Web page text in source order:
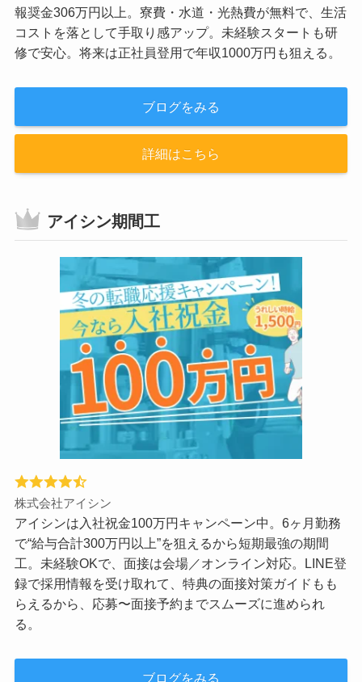
報奨金306万円以上。寮費・水道・光熱費が無料で、生活
コストを落として手取り感アップ。未経験スタートも研
修で安心。将来は正社員登用で年収1000万円も狙える。
ブログをみる
詳細はこちら
アイシン期間工
株式会社アイシン
アイシンは入社祝金100万円キャンペーン中。6ヶ月勤務
で“給与合計300万円以上”を狙えるから短期最強の期間
工。未経験OKで、面接は会場／オンライン対応。LINE登
録で採用情報を受け取れて、特典の面接対策ガイドもも
らえるから、応募〜面接予約までスムーズに進められ
る。
ブログをみる